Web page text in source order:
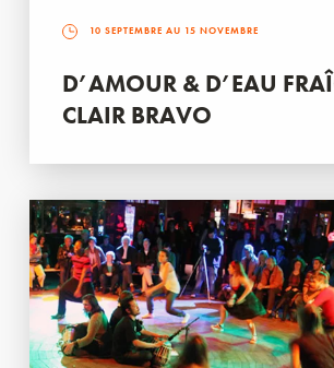
10 SEPTEMBRE AU 15 NOVEMBRE
D’AMOUR & D’EAU
CLAIR BRAVO